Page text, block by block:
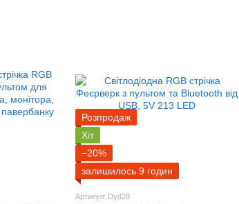
Розпродаж
Хіт
−20%
залишилось 9 годин
Артикул: Dyd28